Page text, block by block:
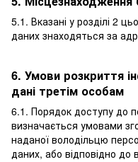
5.1. Вказані у розділі 2
даних знаходяться за
6. Умови розкриття
дані третім особам
6.1. Порядок доступу до
визначається умовами
наданої володільцю
даних, або відповідно до